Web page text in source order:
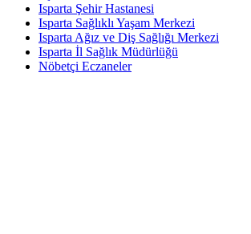
Isparta Şehir Hastanesi
Isparta Sağlıklı Yaşam Merkezi
Isparta Ağız ve Diş Sağlığı Merkezi
Isparta İl Sağlık Müdürlüğü
Nöbetçi Eczaneler